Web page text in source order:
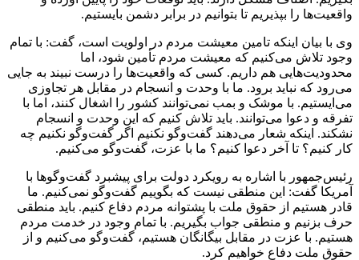
واقعیت‌ها را بپذیریم تا بتوانیم در برابر دشمن بایستیم.
وی با بیان اینکه تامین معیشت مردم در اولویت است، گفت: با تمام
وجود تلاش می‌کنیم که معیشت مردم تأمین شود، اما
محدودیت‌هایی هم داریم. کسی که واقعیت‌ها را درست نبیند به جایی
می‌رود که نباید برود. ما با وحدت و انسجام در مقابل هر تجاوزی
می‌ایستیم. با موشک و بمب نمی‌توانند کشور را اشغال کنند، اما با
تفرقه و دعوا می‌توانند. باید تلاش کنیم که این وحدت و انسجام
نشکند. اینکه شعار می‌دهند گفت‌و‌گو نکنیم اگر گفت‌و‌گو نکنیم چه
کار کنیم؟ تا آخر دعوا کنیم؟ ما با عزت، گفت‌و‌گو می‌کنیم.
رئیس‌جمهور با اشاره به رویکرد دولت برای پیشبرد گفت‌و‌گو‌ها با
آمریکا گفت: این منطقی نیست که بگوییم گفت‌و‌گو نمی‌کنیم. ما
قادر هستیم از حقوق ملت با پشتوانه مردم دفاع کنیم. باید منطقی
حرف بزنیم و منطقی جواب بگیریم. با تمام وجود در خدمت مردم
هستیم. با عزت در مقابل بیگانگان هستیم، گفت‌و‌گو می‌کنیم و از
حقوق ملت دفاع خواهیم کرد.